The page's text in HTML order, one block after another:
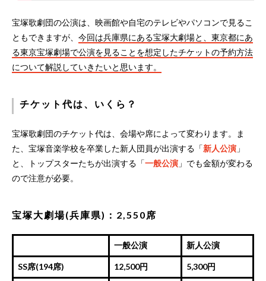
宝塚歌劇団の公演は、映画館や自宅のテレビやパソコンで見るこ
ともできますが、 今回は兵庫県にある宝塚大劇場と、東京都にあ
る東京宝塚劇場で公演を見ることを想定したチケットの予約方法
について解説していきたいと思います。
チケット代は、いくら？
宝塚歌劇団のチケット代は、会場や席によって変わります。ま
た、宝塚音楽学校を卒業した新人団員が出演する「新人公演 」
と、トップスターたちが出演する「一般公演 」でも金額が変わる
ので注意が必要。
宝塚大劇場(兵庫県)：2,550席
一般公演 新人公演
SS席(194席) 12,500円 5,300円